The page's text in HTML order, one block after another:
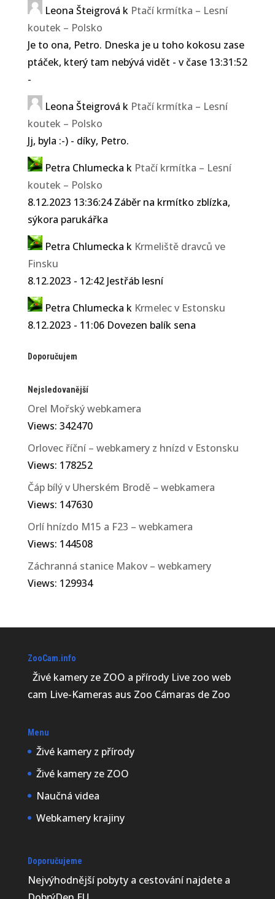
Leona Šteigrová k Ptačí krmítka – Lesní
koutek – Polsko
Je to ona, Petro. Dneska je u toho kokosu zase
ptáček, který tam nebývá vidět - v čase 13:31:52
-
Leona Šteigrová k Ptačí krmítka – Lesní
koutek – Polsko
Jj, byla :-) - díky, Petro.
Petra Chlumecka k Ptačí krmítka – Lesní
koutek – Polsko
8.12.2023 13:36:24 Záběr na krmítko zblízka,
sýkora parukářka
Petra Chlumecka k Krmeliště dravců ve
Finsku
8.12.2023 - 12:42 Jestřáb lesní
Petra Chlumecka k Krmelec v Estonsku
8.12.2023 - 11:06 Dovezen balík sena
Doporučujem
Nejsledovanější
Orel Mořský webkamera
Views: 342470
Orlovec říční – webkamery z hnízd v Estonsku
Views: 178252
Čáp bílý v Uherském Brodě – webkamera
Views: 147630
Orlí hnízdo M15 a F23 – webkamera
Views: 144508
Záchranná stanice Makov – webkamery
Views: 129934
ZooCam.info
Živé kamery ze ZOO a přírody Live zoo web
cam Live-Kameras aus Zoo Cámaras de Zoo
Menu
Živé kamery z přírody
Živé kamery ze ZOO
Naučná videa
Webkamery krajiny
Doporučujeme
Nejvýhodnější pobyty a cestování najdete a